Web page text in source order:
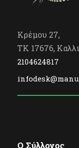
Κρέμου 27,
TK 17676,
2104624817
O Σύλλογος